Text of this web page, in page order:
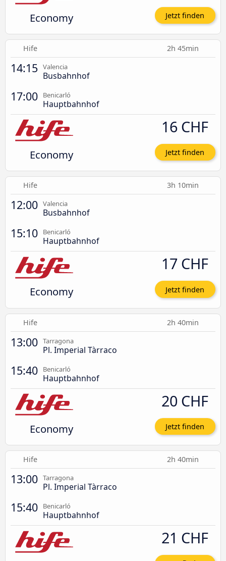
Economy Jetzt finden
Hife 2h 45min
14:15 Valencia
Busbahnhof
17:00 Benicarló
Hauptbahnhof
Economy
16 CHF
Jetzt finden
Hife 3h 10min
12:00 Valencia
Busbahnhof
15:10 Benicarló
Hauptbahnhof
Economy
17 CHF
Jetzt finden
Hife 2h 40min
13:00 Tarragona
Pl. Imperial Tàrraco
15:40 Benicarló
Hauptbahnhof
Economy
20 CHF
Jetzt finden
Hife 2h 40min
13:00 Tarragona
Pl. Imperial Tàrraco
15:40 Benicarló
Hauptbahnhof
21 CHF